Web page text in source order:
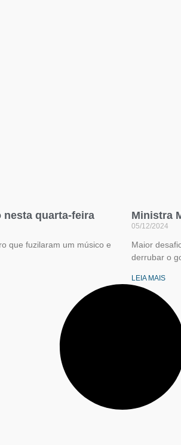
nesta quarta-feira
que fuzilaram um músico e
Ministra
05/12/2024
Maior
derrubar o
LEIA MAIS